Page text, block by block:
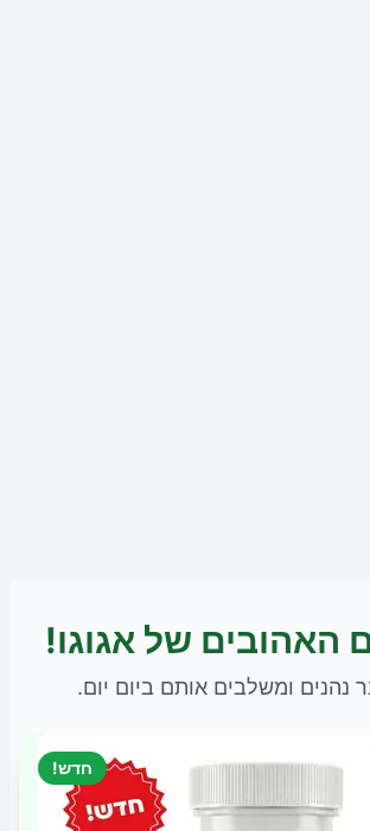
האהובים של אגוגו!
נהנים ומשלבים אותם ביום יום.
חדש!